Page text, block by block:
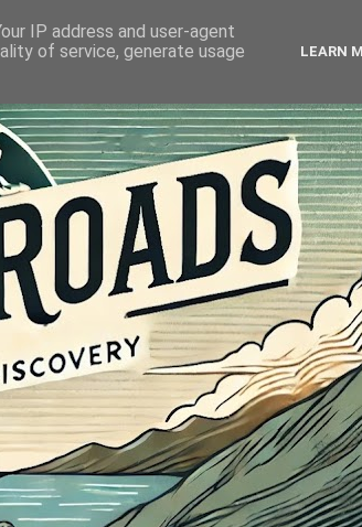
IP address and user-agent
of service, generate usage
LEARN